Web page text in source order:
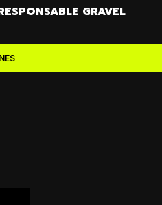
GRAVEL